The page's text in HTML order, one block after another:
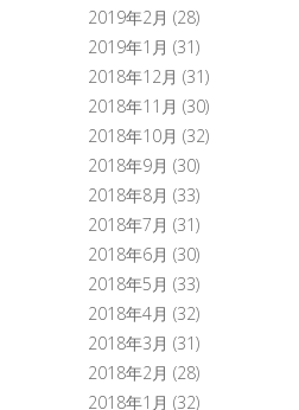
2019年2月 (28)
2019年1月 (31)
2018年12月 (31)
2018年11月 (30)
2018年10月 (32)
2018年9月 (30)
2018年8月 (33)
2018年7月 (31)
2018年6月 (30)
2018年5月 (33)
2018年4月 (32)
2018年3月 (31)
2018年2月 (28)
2018年1月 (32)